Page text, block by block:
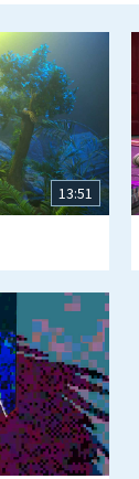
13:51